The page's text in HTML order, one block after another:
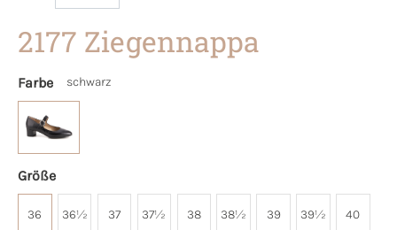
2177 Ziegennappa
Farbe schwarz
Größe
36 36½ 37 37½ 38 38½ 39 39½ 40